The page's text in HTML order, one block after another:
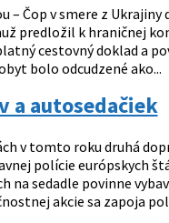
– Čop v smere z Ukrajiny
predložil k hraničnej
cestovný doklad a
bolo odcudzené ako...
a autosedačiek
v tomto roku druhá
polície európskych
na sedadle povinne
akcie sa zapoja